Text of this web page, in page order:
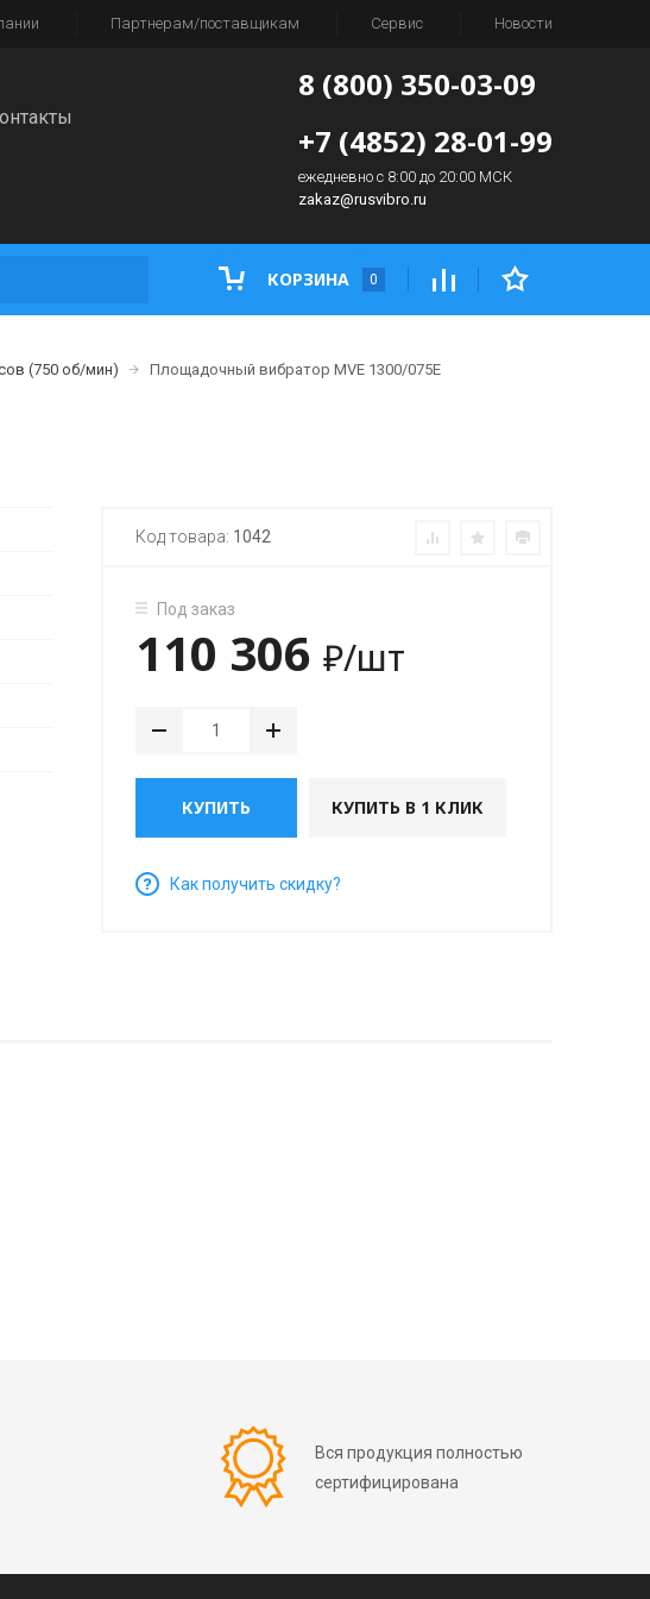
Партнерам/поставщикам Сервис Новости
8 (800) 350-03-09
+7 (4852) 28-01-99
ежедневно с 8:00 до 20:00 МСК
zakaz@rusvibro.ru
КОРЗИНА 0
(750 об/мин) Площадочный вибратор MVE 1300/075E
Код товара: 1042
Под заказ
110 306 ₽/шт
КУПИТЬ КУПИТЬ В 1 КЛИК
Как получить скидку?
Вся продукция полностью
сертифицирована